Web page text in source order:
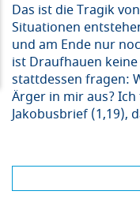
Das ist die Tragik
Situationen
und am Ende nur
ist Draufhauen
stattdessen fragen:
Ärger in mir aus?
Jakobusbrief (1,19),